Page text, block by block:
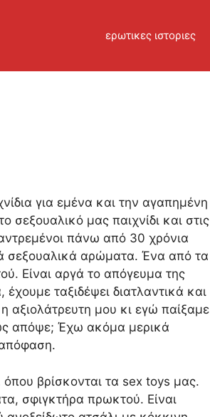
ερωτικες ιστοριες
για εμένα και την αγαπημένη
μας παιχνίδι και στις
πάνω από 30 χρόνια
σεξουαλικά αρώματα. Ένα από τα
Είναι αργά το απόγευμα της
ταξιδέψει διατλαντικά και
αξιολάτρευτη μου κι εγώ παίξαμε
απόψε; Έχω ακόμα μερικά
βρίσκονται τα sex toys μας.
σφιγκτήρα πρωκτού. Είναι